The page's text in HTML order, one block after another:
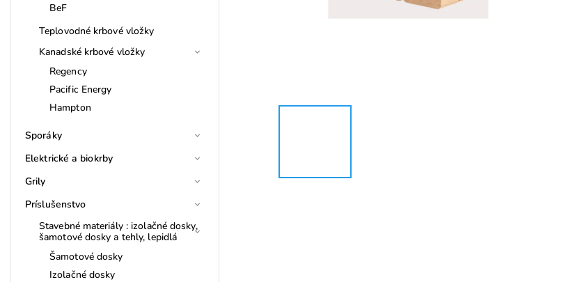
BeF
Teplovodné krbové vložky
Kanadské krbové vložky
Regency
Pacific Energy
Hampton
Sporáky
Elektrické a biokrby
Grily
Príslušenstvo
Stavebné materiály : izolačné dosky,
šamotové dosky a tehly, lepidlá
Šamotové dosky
Izolačné dosky